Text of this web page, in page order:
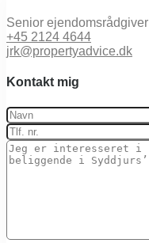
Senior ejendomsrådgiver
+45 2124 4644
jrk@propertyadvice.dk
Kontakt mig